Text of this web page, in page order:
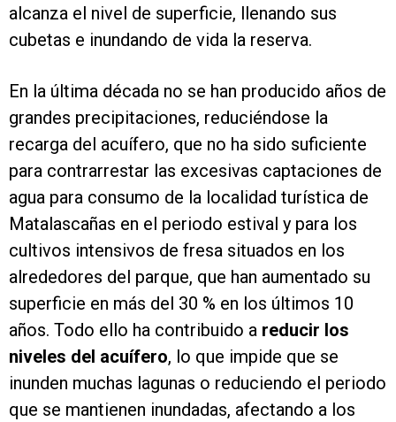
alcanza el nivel de superficie, llenando sus
cubetas e inundando de vida la reserva.
En la última década no se han producido años de
grandes precipitaciones, reduciéndose la
recarga del acuífero, que no ha sido suficiente
para contrarrestar las excesivas captaciones de
agua para consumo de la localidad turística de
Matalascañas en el periodo estival y para los
cultivos intensivos de fresa situados en los
alrededores del parque, que han aumentado su
superficie en más del 30 % en los últimos 10
años. Todo ello ha contribuido a reducir los
niveles del acuífero, lo que impide que se
inunden muchas lagunas o reduciendo el periodo
que se mantienen inundadas, afectando a los